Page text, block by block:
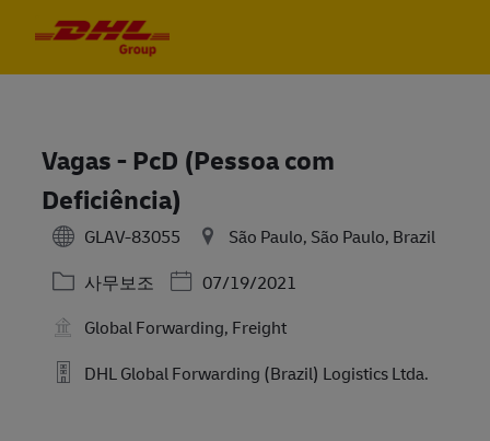
Vagas - PcD (Pessoa com
Deficiência)
GLAV-83055
São Paulo, São Paulo, Brazil
카테고리
사무보조 Posted Date
07/19/2021
Global Forwarding, Freight
DHL Global Forwarding (Brazil) Logistics Ltda.